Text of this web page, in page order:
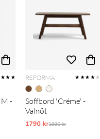
-
REFORMA ★★★★★
Soffbord 'Créme' -
Valnöt
1790 krOrdinarie pris:
1990 kr